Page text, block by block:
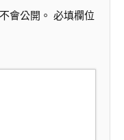
會公開。 必填欄位